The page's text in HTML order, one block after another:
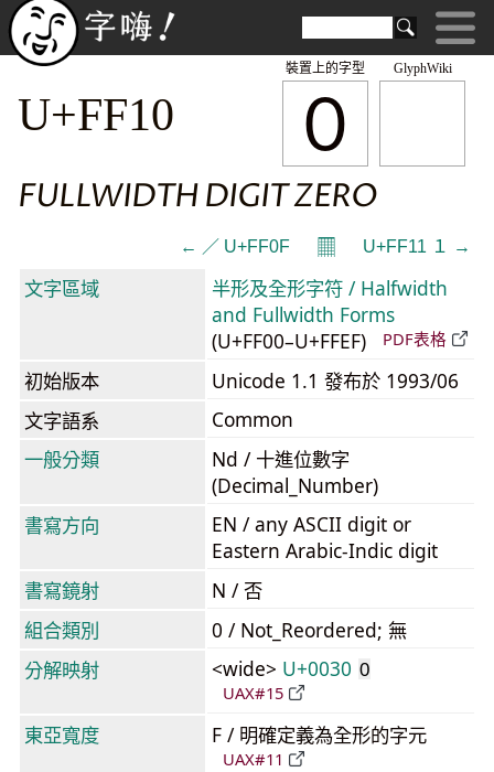
GlyphWiki
０
裝置上的字型
U+FF10
FULLWIDTH DIGIT ZERO
← ／ U+FF0F 𝄜 U+FF11 １ →
文字區域
半形及全形字符 / Halfwidth
and Fullwidth Forms
(U+FF00–U+FFEF)
PDF表格
初始版本
Unicode 1.1 發布於 1993/06
文字語系
Common
一般分類
Nd / 十進位數字
(Decimal_Number)
書寫方向
EN / any ASCII digit or
Eastern Arabic-Indic digit
書寫鏡射
N / 否
組合類別
0 / Not_Reordered; 無
分解映射
<wide> U+0030 0
UAX#15
東亞寬度 F / 明確定義為全形的字元
UAX#11